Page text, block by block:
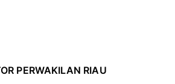
PERWAKILAN RIAU